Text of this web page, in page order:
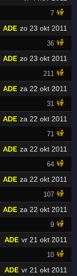
7
zo 23 okt 2011
ADE
36
zo 23 okt 2011
ADE
211
za 22 okt 2011
ADE
31
za 22 okt 2011
ADE
71
za 22 okt 2011
ADE
64
za 22 okt 2011
ADE
107
za 22 okt 2011
ADE
9
vr 21 okt 2011
ADE
10
vr 21 okt 2011
ADE